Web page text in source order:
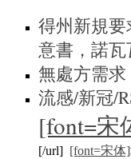
得州新規
意書，諾
無處方需
流感/新冠/
[font=宋
[/url] [font=宋体